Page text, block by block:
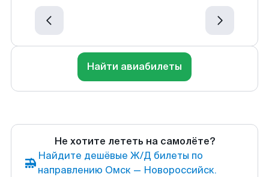
Найти авиабилеты
Не хотите лететь на самолёте?
Найдите дешёвые Ж/Д билеты по
направлению Омск — Новороссийск.